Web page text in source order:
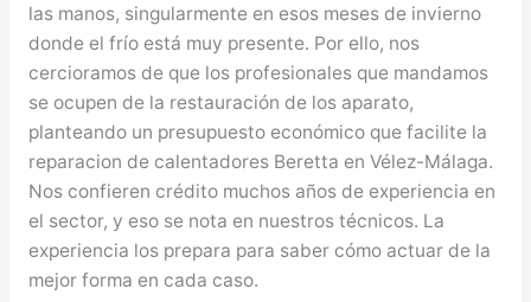
las manos, singularmente en esos meses de invierno
donde el frío está muy presente. Por ello, nos
cercioramos de que los profesionales que mandamos
se ocupen de la restauración de los aparato,
planteando un presupuesto económico que facilite la
reparacion de calentadores Beretta en Vélez-Málaga.
Nos confieren crédito muchos años de experiencia en
el sector, y eso se nota en nuestros técnicos. La
experiencia los prepara para saber cómo actuar de la
mejor forma en cada caso.